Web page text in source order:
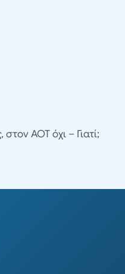
ΑΟΤ όχι – Γιατί;